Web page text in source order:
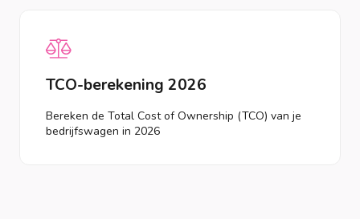
TCO-berekening 2026
Bereken de Total Cost of Ownership (TCO) van je
bedrijfswagen in 2026